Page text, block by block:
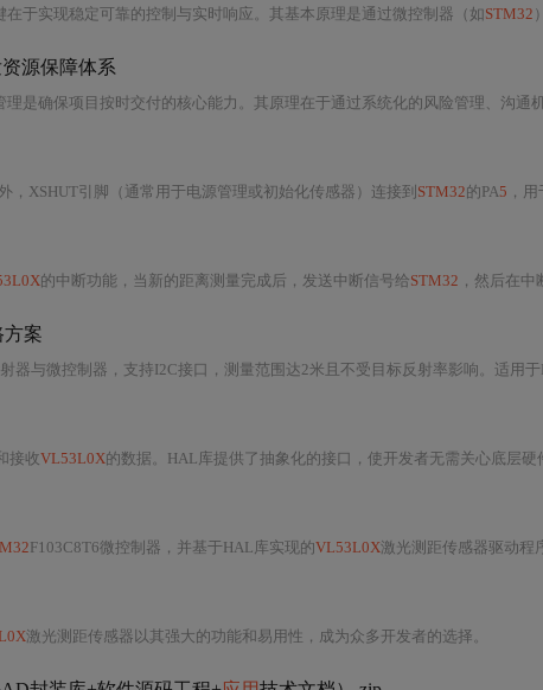
于实现稳定可靠的控制与实时响应。其基本原理是通过微控制器（如STM32 ）作为核
源保障体系
，XSHUT引脚（通常用于电源管理或初始化传感器）连接到 STM32的PA5 ，用
的中断功能，当新的距离测量完成后，发送中断信号给STM32 ，然后在中
方案
器，支持I2C接口，测量范围达2米且不受目标反射率影响。适用于PC、物联网、机器人及家电等多种场景，具有高安
接收VL53L0X的数据。HAL库提供了抽象化的接口，使开发者无需关心底层硬
F103C8T6微控制器，并基于HAL库实现的VL53L0X激光测距传感器驱动程
激光测距传感器以其强大的功能和易用性，成为众多开发者的选择。